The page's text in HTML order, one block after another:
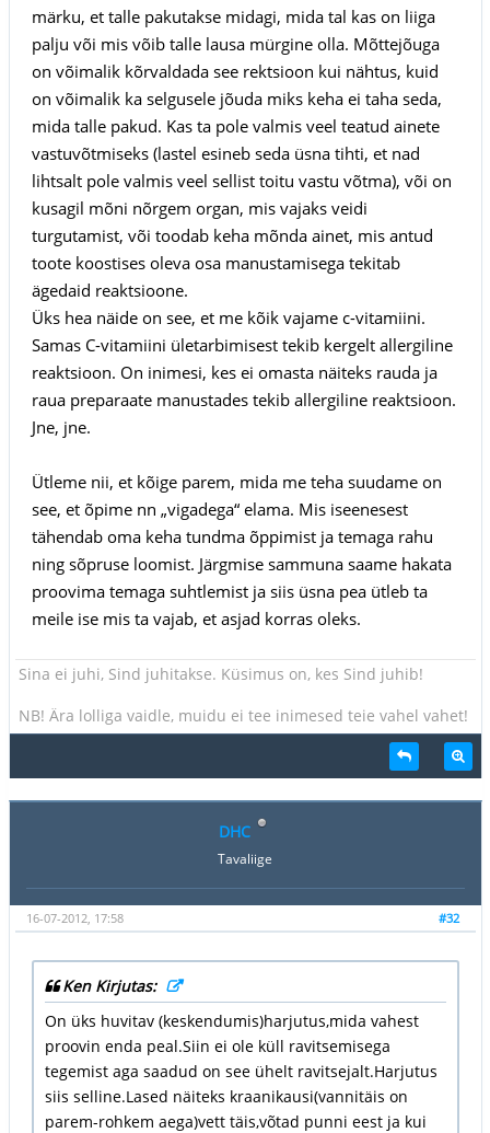
märku, et talle pakutakse midagi, mida tal kas on liiga
palju või mis võib talle lausa mürgine olla. Mõttejõuga
on võimalik kõrvaldada see rektsioon kui nähtus, kuid
on võimalik ka selgusele jõuda miks keha ei taha seda,
mida talle pakud. Kas ta pole valmis veel teatud ainete
vastuvõtmiseks (lastel esineb seda üsna tihti, et nad
lihtsalt pole valmis veel sellist toitu vastu võtma), või on
kusagil mõni nõrgem organ, mis vajaks veidi
turgutamist, või toodab keha mõnda ainet, mis antud
toote koostises oleva osa manustamisega tekitab
ägedaid reaktsioone.
Üks hea näide on see, et me kõik vajame c-vitamiini.
Samas C-vitamiini ületarbimisest tekib kergelt allergiline
reaktsioon. On inimesi, kes ei omasta näiteks rauda ja
raua preparaate manustades tekib allergiline reaktsioon.
Jne, jne.
Ütleme nii, et kõige parem, mida me teha suudame on
see, et õpime nn „vigadega“ elama. Mis iseenesest
tähendab oma keha tundma õppimist ja temaga rahu
ning sõpruse loomist. Järgmise sammuna saame hakata
proovima temaga suhtlemist ja siis üsna pea ütleb ta
meile ise mis ta vajab, et asjad korras oleks.
Sina ei juhi, Sind juhitakse. Küsimus on, kes Sind juhib!
NB! Ära lolliga vaidle, muidu ei tee inimesed teie vahel vahet!
DHC
Tavaliige
#32
16-07-2012, 17:58
Ken Kirjutas:
On üks huvitav (keskendumis)harjutus,mida vahest
proovin enda peal.Siin ei ole küll ravitsemisega
tegemist aga saadud on see ühelt ravitsejalt.Harjutus
siis selline.Lased näiteks kraanikausi(vannitäis on
parem-rohkem aega)vett täis,võtad punni eest ja kui